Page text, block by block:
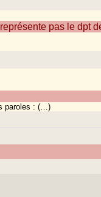
pas le dpt
paroles : (…)